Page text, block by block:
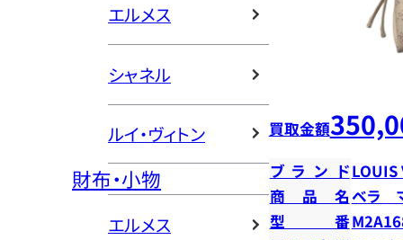
エルメス
シャネル
ルイ・ヴィトン
財布・小物
エルメス
買取金額
ブランドLOUIS
商品名ベラ
型番